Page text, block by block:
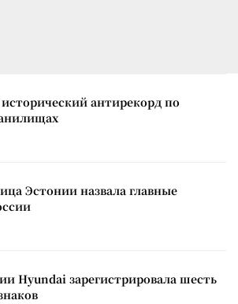
антирекорд по
Эстонии назвала главные
Hyundai зарегистрировала шесть